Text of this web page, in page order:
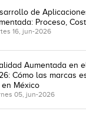
de
Proceso,
16, jun-2026
Aumentada en
Cómo las marcas
en México
05, jun-2026